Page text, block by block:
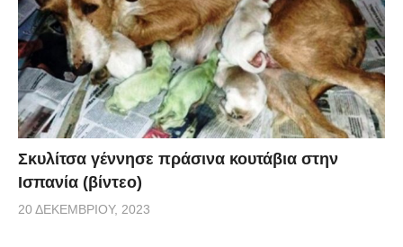
Σκυλίτσα γέννησε πράσινα κουτάβια στην
Ισπανία (βίντεο)
20 ΔΕΚΕΜΒΡΊΟΥ, 2023